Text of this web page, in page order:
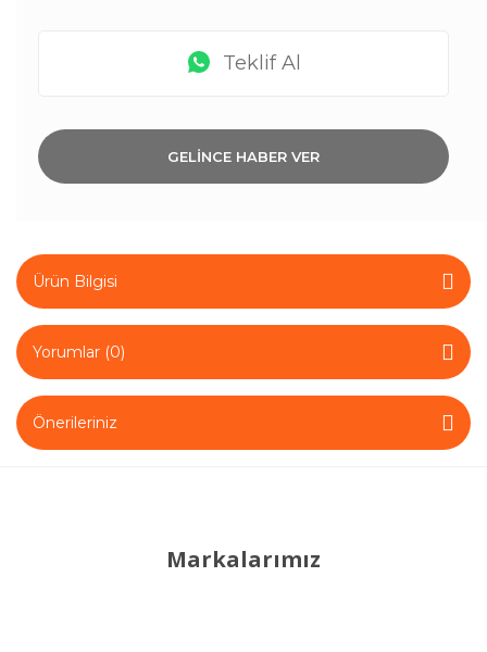
Teklif Al
GELİNCE HABER VER
Ürün Bilgisi
Yorumlar (0)
Önerileriniz
Markalarımız